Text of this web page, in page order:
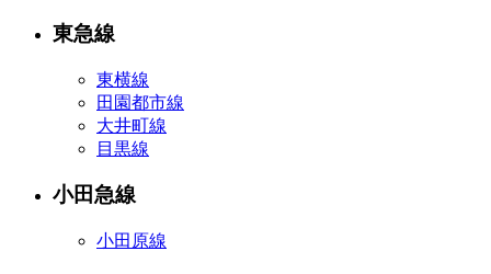
東急線
東横線
田園都市線
大井町線
目黒線
小田急線
小田原線